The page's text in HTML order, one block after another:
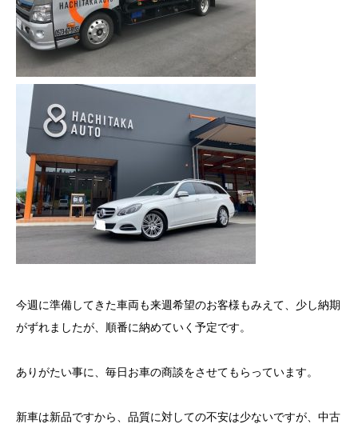
今週に準備してきた車両も来週希望のお客様もみえて、少し納期
がずれましたが、順番に納めていく予定です。
ありがたい事に、毎日お車の商談をさせてもらっています。
新車は新品ですから、品質に対しての不安は少ないですが、中古